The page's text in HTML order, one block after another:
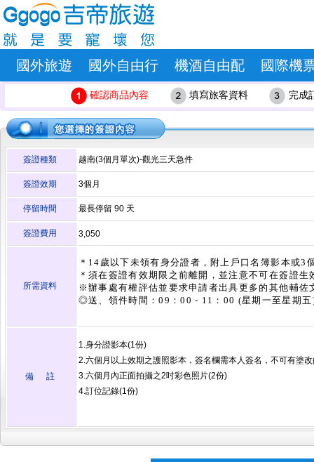
國外旅遊 國外自由行 機酒自由配 國際機
確認商品內容 填寫旅客資料 完成
簽證種類 越南(3個月單次)-觀光三天急件
簽證效期 3個月
停留時間 最長停留 90天
簽證費用 3,050
所需資料
＊14歲以下未領有身分證者，附上戶口名簿影本或3
＊須在簽證有效期限之前離開，並注意不可在簽證生
※辦事處有權評估並要求申請者出具更多的其他輔佐
◎送、領件時間：09：00 - 11：00 (星期一至星期
備 註
1.身分證影本(1份)
2.六個月以上效期之護照影本，簽名欄需本人簽名，不可有塗
3.六個月內正面拍攝之2吋彩色照片(2份)
4.訂位記錄(1份)